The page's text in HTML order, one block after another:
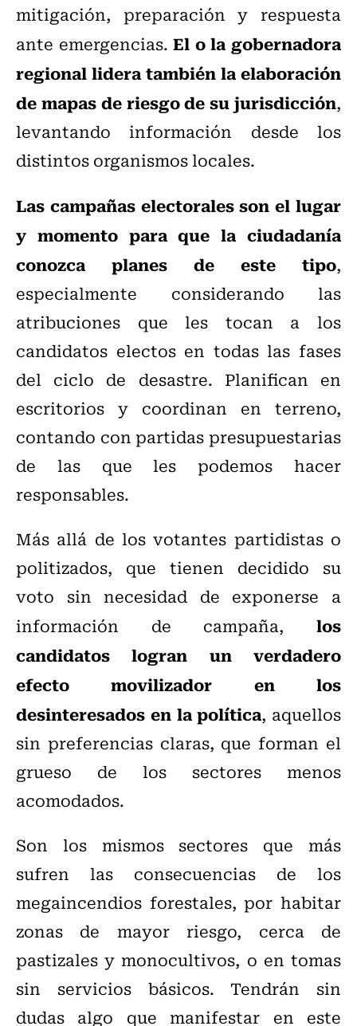
mitigación, preparación y respuesta
ante emergencias. El o la gobernadora
regional lidera también la elaboración
de mapas de riesgo de su jurisdicción,
levantando información desde los
distintos organismos locales.
Las campañas electorales son el lugar
y momento para que la ciudadanía
conozca planes de este tipo,
especialmente considerando las
atribuciones que les tocan a los
candidatos electos en todas las fases
del ciclo de desastre. Planifican en
escritorios y coordinan en terreno,
contando con partidas presupuestarias
de las que les podemos hacer
responsables.
Más allá de los votantes partidistas o
politizados, que tienen decidido su
voto sin necesidad de exponerse a
información de campaña, los
candidatos logran un verdadero
efecto movilizador en los
desinteresados en la política, aquellos
sin preferencias claras, que forman el
grueso de los sectores menos
acomodados.
Son los mismos sectores que más
sufren las consecuencias de los
megaincendios forestales, por habitar
zonas de mayor riesgo, cerca de
pastizales y monocultivos, o en tomas
sin servicios básicos. Tendrán sin
dudas algo que manifestar en este